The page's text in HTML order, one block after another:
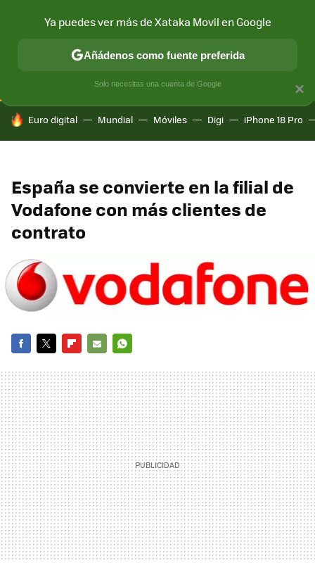
CONECTIVIDAD MÓVIL Y SOCIEDAD APLICACIONES
HOY SE HABLA DE
Euro digital Mundial Móviles Digi iPhone 18 Pro
España se convierte en la filial de
Vodafone con más clientes de
contrato
MAIL
×
Ya puedes ver más de Xataka Movil en Google
Añádenos como fuente preferida
Solo necesitas una cuenta de Google